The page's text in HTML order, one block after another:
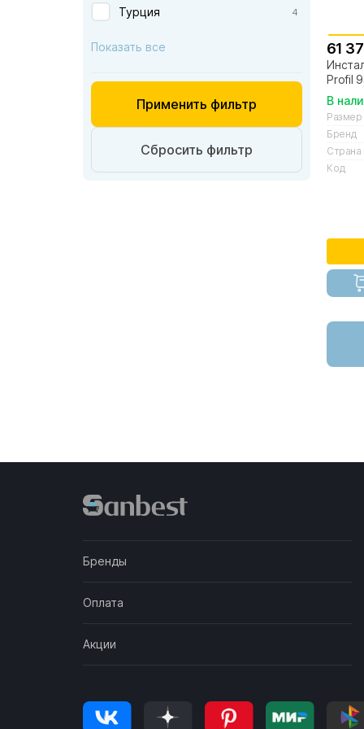
Черный фантомный
Турция 4
Бельгия
Показать все
Применить фильтр
Сбросить фильтр
61
Profil
В
Размер
Бренд
Страна
Код
Бренды
Оплата
Акции